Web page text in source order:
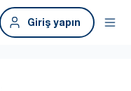
Giriş yapın